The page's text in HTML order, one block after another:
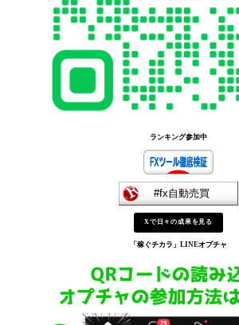
ランキング参加中
Xで日々の成果を見る
「稼ぐチカラ」 LINEオプチャ